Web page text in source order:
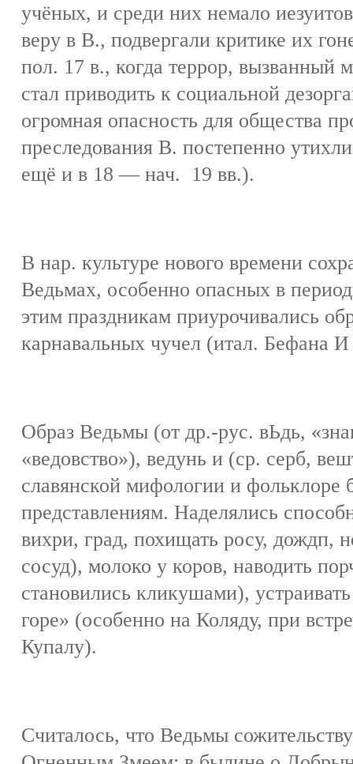
учёных, и среди них немало
веру в В., подвергали критике их
пол. 17 в., когда террор, вызванный
стал приводить к социальной
огромная опасность для общества
преследования В. постепенно
ещё и в 18 — нач. 19 вв.).
В нар. культуре нового времени
Ведьмах, особенно опасных в
этим праздникам приурочивались
карнавальных чучел (итал. Бефана
Образ Ведьмы (от др.-рус. вЬдь,
«ведовство»), ведунь и (ср. серб,
славянской мифологии и фольклоре
представлениям. Наделялись
вихри, град, похищать росу, дождп,
сосуд), молоко у коров, наводить
становились кликушами),
горе» (особенно на Коляду, при
Купалу).
Считалось, что Ведьмы